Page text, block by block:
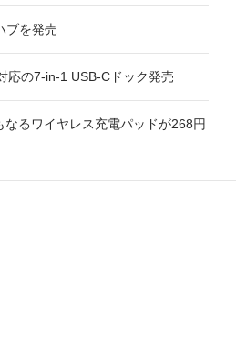
ブを発売
応の7-in-1 USB-Cドック発売
るワイヤレス充電パッドが268円